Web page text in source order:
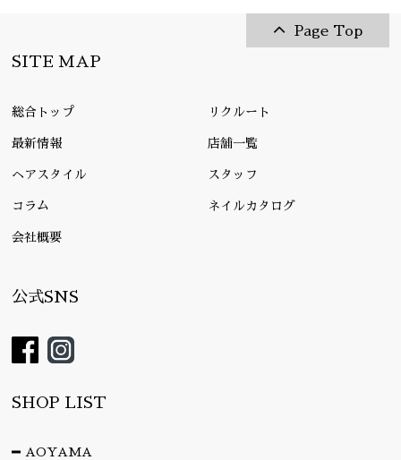
Page Top
SITE MAP
総合トップ リクルート
最新情報 店舗一覧
ヘアスタイル スタッフ
コラム ネイルカタログ
会社概要
公式SNS
SHOP LIST
AOYAMA